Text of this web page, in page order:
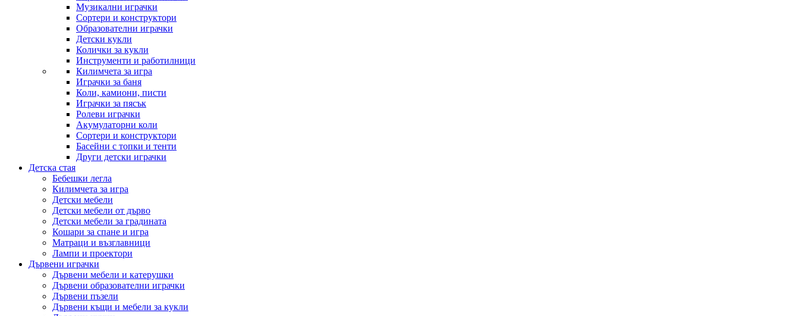
Музикални играчки
Сортери и конструктори
Образователни играчки
Детски кукли
Колички за кукли
Инструменти и работилници
Килимчета за игра
Играчки за баня
Коли, камиони, писти
Играчки за пясък
Ролеви играчки
Акумулаторни коли
Сортери и конструктори
Басейни с топки и тенти
Други детски играчки
Детска стая
Бебешки легла
Килимчета за игра
Детски мебели
Детски мебели от дърво
Детски мебели за градината
Кошари за спане и игра
Матраци и възглавници
Лампи и проектори
Дървени играчки
Дървени мебели и катерушки
Дървени образователни играчки
Дървени пъзели
Дървени къщи и мебели за кукли